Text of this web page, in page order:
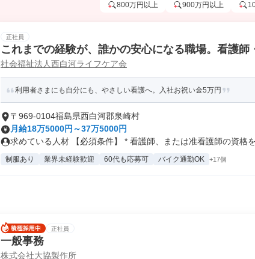
800万円以上 900万円以上
正社員
これまでの経験が、誰かの安心になる職場。看護師
社会福祉法人西白河ライフケア会
利用者さまにも自分にも、やさしい看護へ。入社お祝い金5万円
〒969-0104福島県西白河郡泉崎村
月給18万5000円～37万5000円
求めている人材 【必須条件】 * 看護師、または准看護師の資格を
制服あり 業界未経験歓迎 60代も応募可 バイク通勤OK +17個
正社員
一般事務
株式会社大協製作所